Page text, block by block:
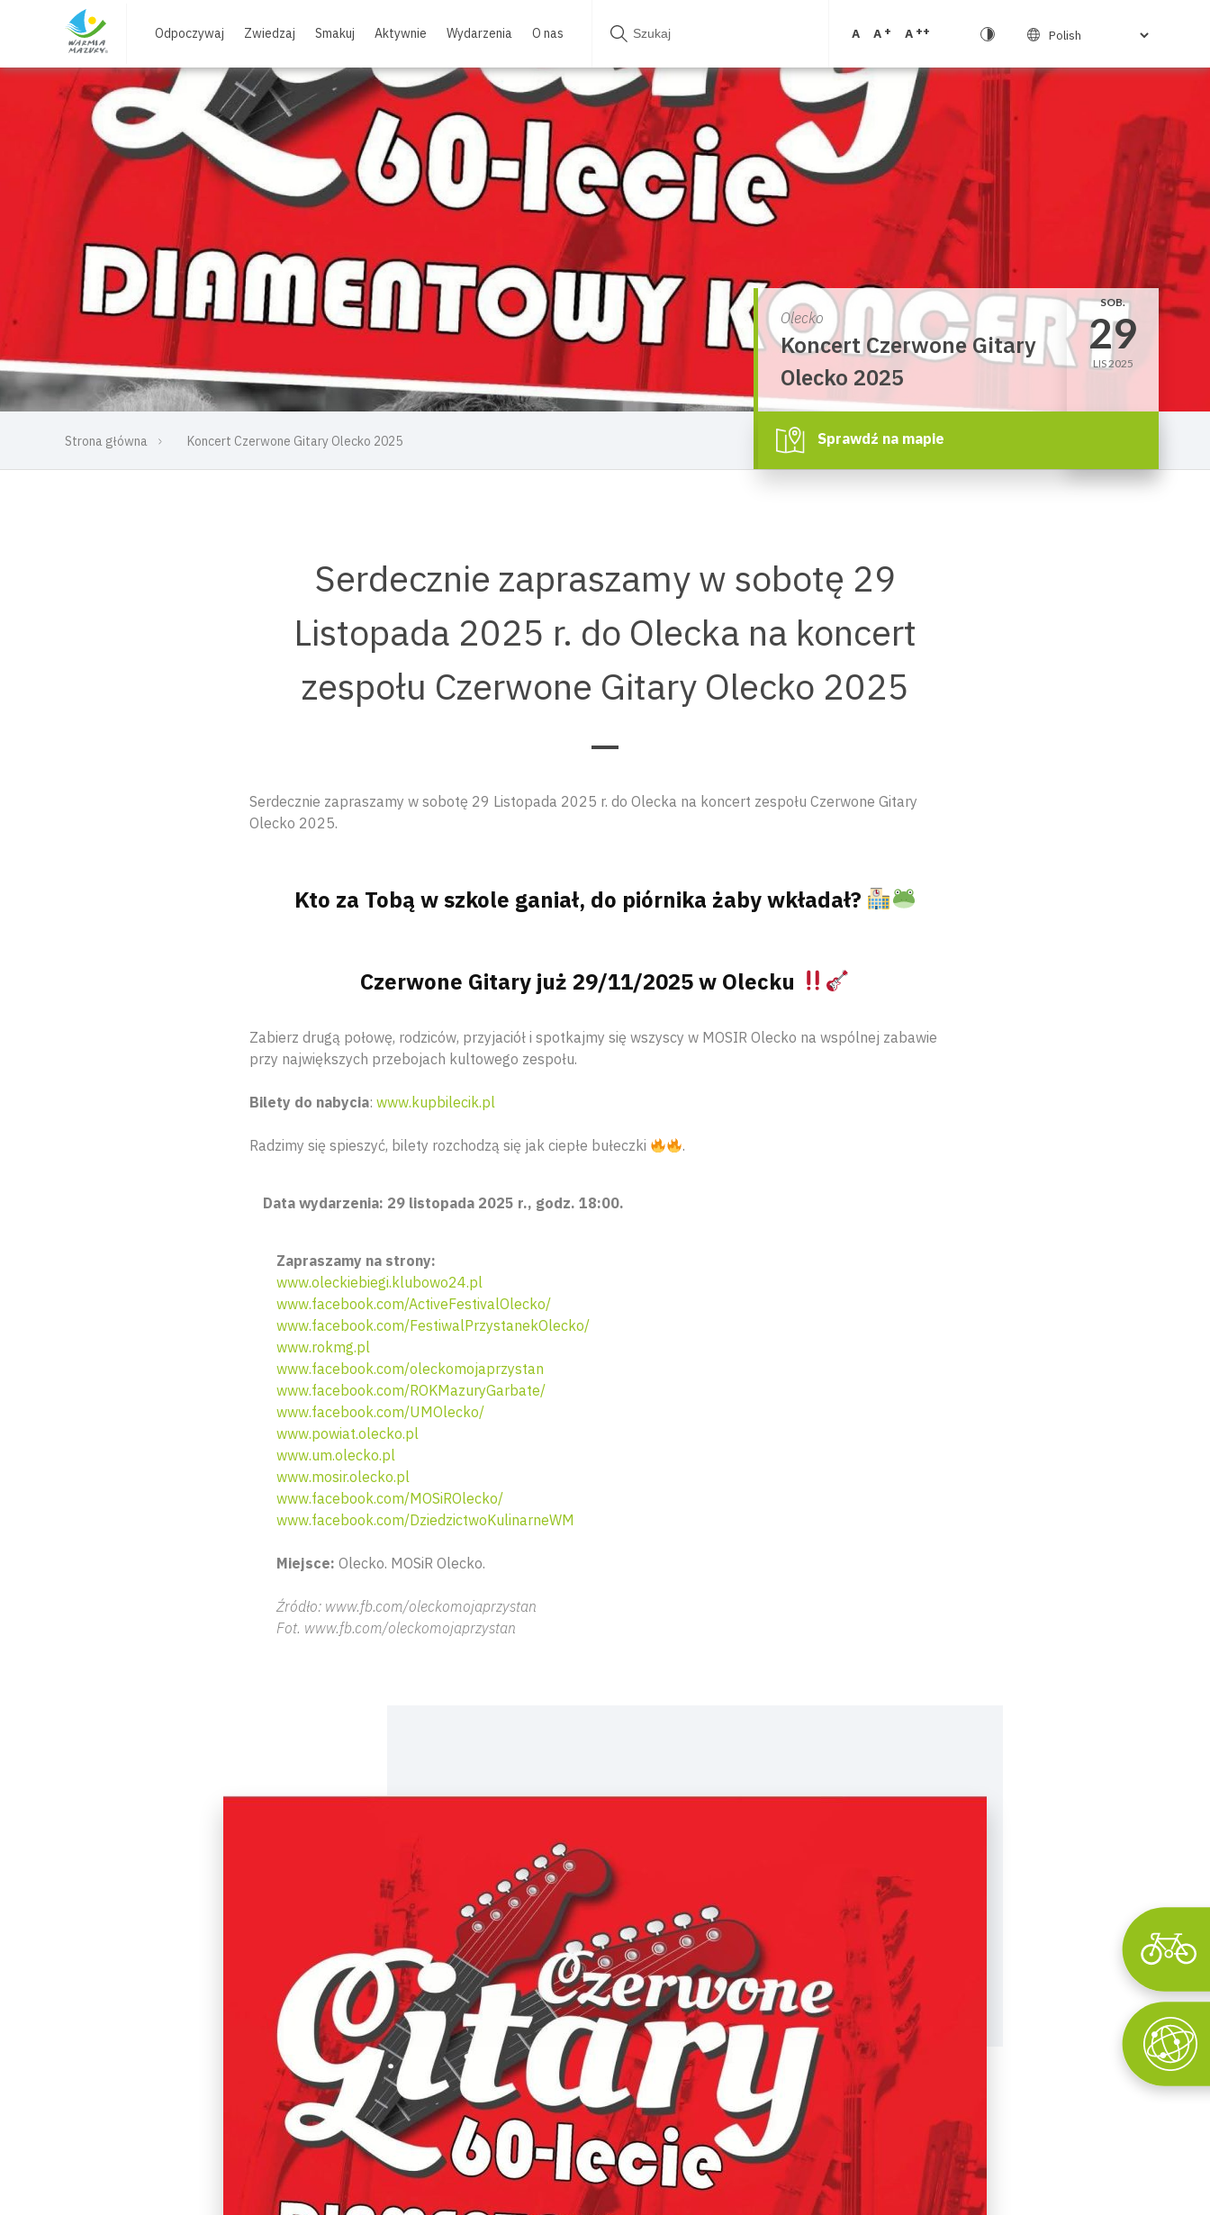
Odpoczywaj Zwiedzaj Smakuj Aktywnie Wydarzenia O nas A A + A ++
Strona główna Koncert Czerwone Gitary Olecko 2025
Olecko
Koncert Czerwone Gitary
Olecko 2025
SOB.
29
LIS 2025
Sprawdź na mapie
Serdecznie zapraszamy w sobotę 29
Listopada 2025 r. do Olecka na koncert
zespołu Czerwone Gitary Olecko 2025
Serdecznie zapraszamy w sobotę 29 Listopada 2025 r. do Olecka na koncert zespołu Czerwone Gitary
Olecko 2025.
Kto za Tobą w szkole ganiał, do piórnika żaby wkładał?
Czerwone Gitary już 29/11/2025 w Olecku
Zabierz drugą połowę, rodziców, przyjaciół i spotkajmy się wszyscy w MOSIR Olecko na wspólnej zabawie
przy największych przebojach kultowego zespołu.
Bilety do nabycia: www.kupbilecik.pl
Radzimy się spieszyć, bilety rozchodzą się jak ciepłe bułeczki .
Data wydarzenia: 29 listopada 2025 r., godz. 18:00.
Zapraszamy na strony:
www.oleckiebiegi.klubowo24.pl
www.facebook.com/ActiveFestivalOlecko/
www.facebook.com/FestiwalPrzystanekOlecko/
www.rokmg.pl
www.facebook.com/oleckomojaprzystan
www.facebook.com/ROKMazuryGarbate/
www.facebook.com/UMOlecko/
www.powiat.olecko.pl
www.um.olecko.pl
www.mosir.olecko.pl
www.facebook.com/MOSiROlecko/
www.facebook.com/DziedzictwoKulinarneWM
Miejsce: Olecko. MOSiR Olecko.
Źródło: www.fb.com/oleckomojaprzystan
Fot. www.fb.com/oleckomojaprzystan
Wyszukaj